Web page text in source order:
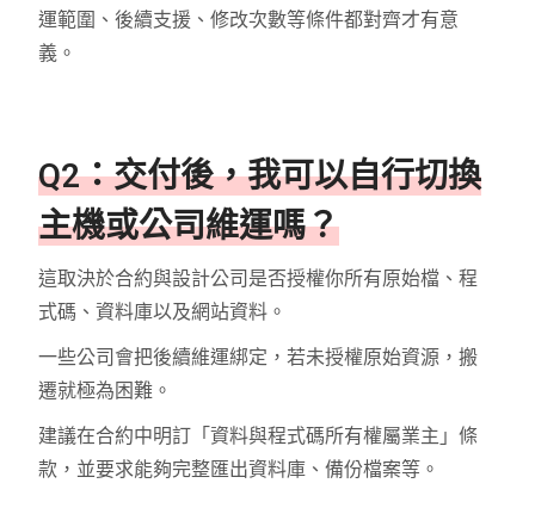
運範圍、後續支援、修改次數等條件都對齊才有意
義。
Q2：交付後，我可以自行切換
主機或公司維運嗎？
這取決於合約與設計公司是否授權你所有原始檔、程
式碼、資料庫以及網站資料。
一些公司會把後續維運綁定，若未授權原始資源，搬
遷就極為困難。
建議在合約中明訂「資料與程式碼所有權屬業主」條
款，並要求能夠完整匯出資料庫、備份檔案等。